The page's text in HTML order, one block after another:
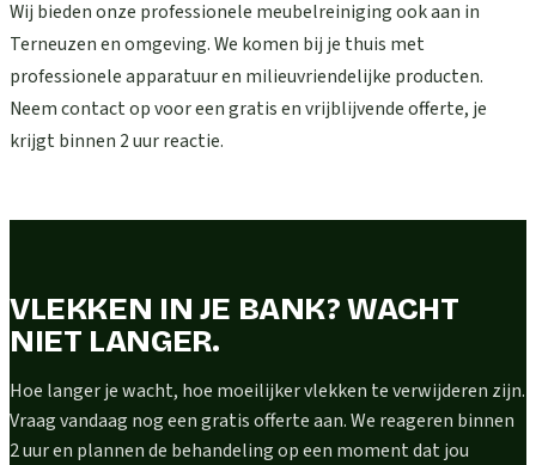
Wij bieden onze professionele meubelreiniging ook aan in
Terneuzen en omgeving. We komen bij je thuis met
professionele apparatuur en milieuvriendelijke producten.
Neem contact op voor een gratis en vrijblijvende offerte, je
krijgt binnen 2 uur reactie.
VLEKKEN IN JE BANK? WACHT
NIET LANGER.
Hoe langer je wacht, hoe moeilijker vlekken te verwijderen zijn.
Vraag vandaag nog een gratis offerte aan. We reageren binnen
2 uur en plannen de behandeling op een moment dat jou